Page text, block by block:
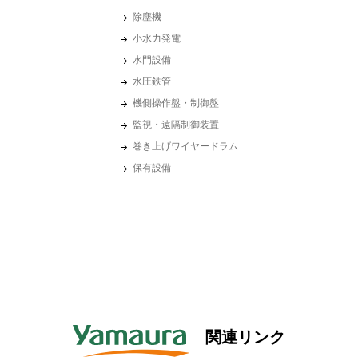
除塵機
小水力発電
水門設備
水圧鉄管
機側操作盤・制御盤
監視・遠隔制御装置
巻き上げワイヤードラム
保有設備
関連リンク